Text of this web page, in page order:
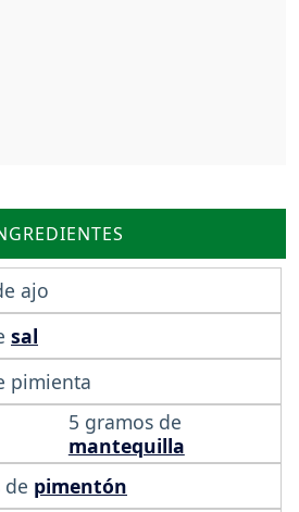
ajo
sal
pimienta
5 gramos de
mantequilla
de pimentón